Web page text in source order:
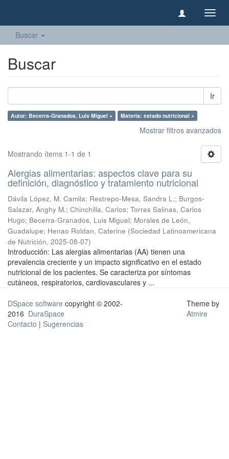
Buscar
Buscar
Ir
Autor: Becerra-Granados, Luis Miguel × Materia: estado nutricional ×
Mostrar filtros avanzados
Mostrando ítems 1-1 de 1
Alergias alimentarias: aspectos clave para su
definición, diagnóstico y tratamiento nutricional
Dávila López, M. Camila; Restrepo-Mesa, Sandra L.; Burgos-
Salazar, Anghy M.; Chinchilla, Carlos; Torres Salinas, Carlos
Hugo; Becerra-Granados, Luis Miguel; Morales de León,
Guadalupe; Henao Roldan, Caterine (Sociedad Latinoamericana
de Nutrición, 2025-08-07)
Introducción: Las alergias alimentarias (AA) tienen una
prevalencia creciente y un impacto significativo en el estado
nutricional de los pacientes. Se caracteriza por síntomas
cutáneos, respiratorios, cardiovasculares y ...
DSpace software copyright © 2002-
2016 DuraSpace
Contacto | Sugerencias
Theme by
Atmire